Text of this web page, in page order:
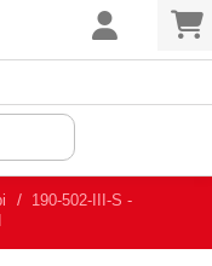
190-502-III-S -